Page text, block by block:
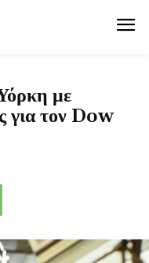
με
για τον Dow